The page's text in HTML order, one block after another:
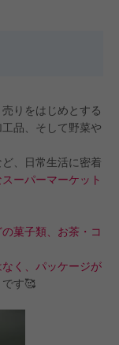
りをはじめとする
品、そして野菜や
、日常生活に密着
ーパーマーケット
菓子類、お茶・コ
く、パッケージが
です🥰